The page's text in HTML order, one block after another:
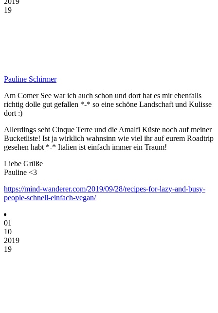
19
Pauline Schirmer
Am Comer See war ich auch schon und dort hat es mir ebenfalls
richtig dolle gut gefallen *-* so eine schöne Landschaft und Kulisse
dort :)
Allerdings seht Cinque Terre und die Amalfi Küste noch auf meiner
Bucketliste! Ist ja wirklich wahnsinn wie viel ihr auf eurem Roadtrip
gesehen habt *-* Italien ist einfach immer ein Traum!
Liebe Grüße
Pauline <3
https://mind-wanderer.com/2019/09/28/recipes-for-lazy-and-busy-
people-schnell-einfach-vegan/
01
10
2019
19